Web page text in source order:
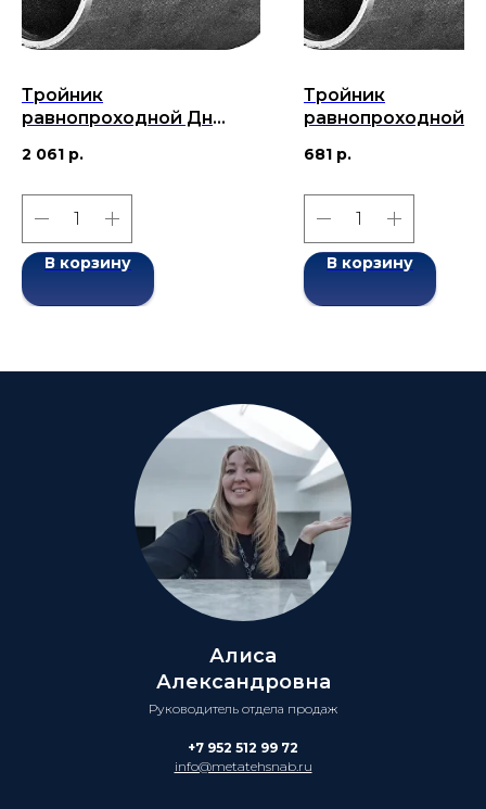
Тройник
равнопроходной Дн
бесшовный ГОСТ 17376-
2 061 р.
В корзину
Тройник
равнопроходной
бесшовный ГОСТ
681 р.
В корзину
Алиса
Александровна
Руководитель отдела продаж
+7 952 512 99 72
info@metatehsnab.ru